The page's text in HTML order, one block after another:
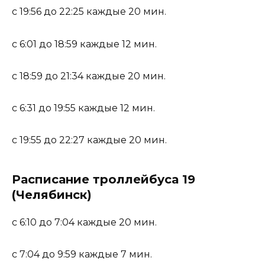
с 19:56 до 22:25 каждые 20 мин.
с 6:01 до 18:59 каждые 12 мин.
с 18:59 до 21:34 каждые 20 мин.
с 6:31 до 19:55 каждые 12 мин.
с 19:55 до 22:27 каждые 20 мин.
Расписание троллейбуса 19
(Челябинск)
с 6:10 до 7:04 каждые 20 мин.
с 7:04 до 9:59 каждые 7 мин.